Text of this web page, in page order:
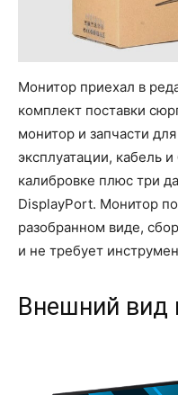
Монитор приехал в
комплект поставки
монитор и запчасти
эксплуатации, кабель
калибровке плюс три
DisplayPort. Монитор
разобранном виде,
и не требует
Внешний вид